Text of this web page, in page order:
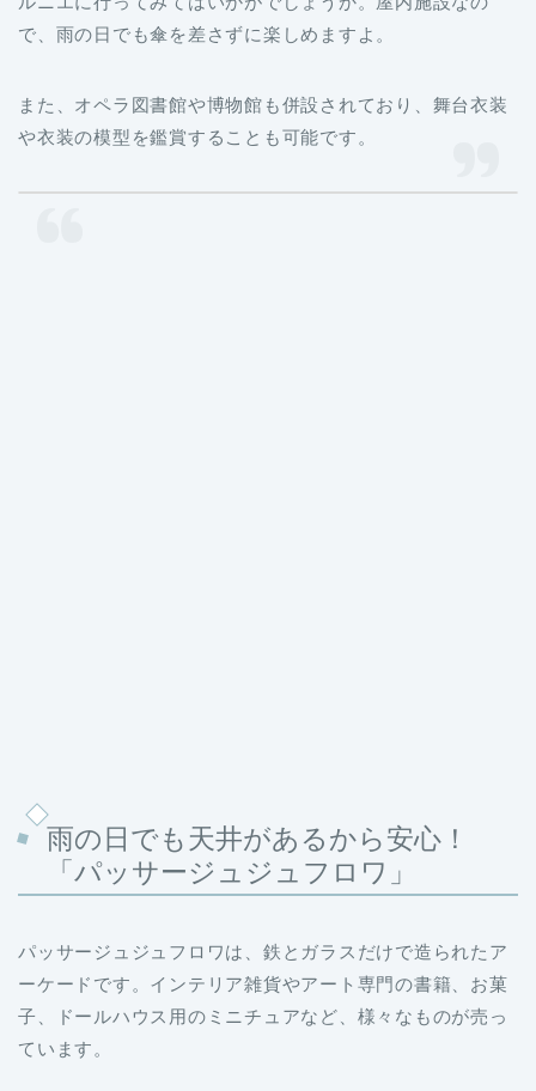
で、雨の日でも傘を差さずに楽しめますよ。
また、オペラ図書館や博物館も併設されており、舞台衣装
や衣装の模型を鑑賞することも可能です。
雨の日でも天井があるから安心！
「パッサージュジュフロワ」
パッサージュジュフロワは、鉄とガラスだけで造られたア
ーケードです。インテリア雑貨やアート専門の書籍、お菓
子、ドールハウス用のミニチュアなど、様々なものが売っ
ています。